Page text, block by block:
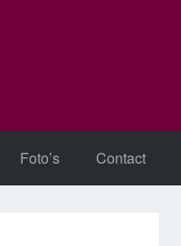
Foto’s Contact